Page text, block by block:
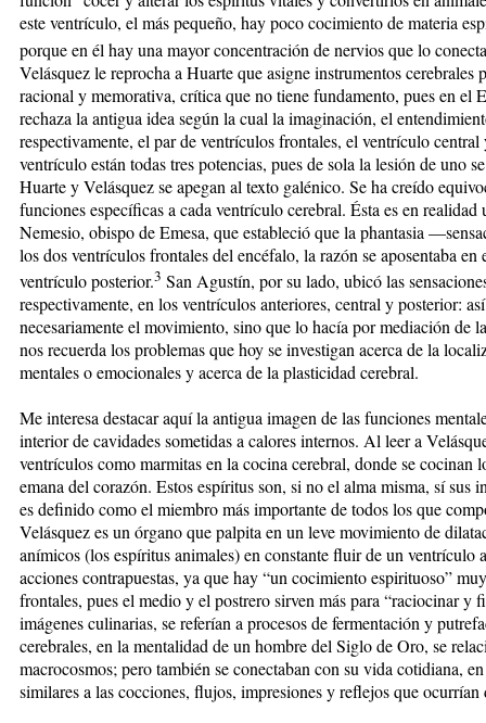
este ventrículo, el más pequeño, hay poco cocimiento de materia
porque en él hay una mayor concentración de nervios que lo
Velásquez le reprocha a Huarte que asigne instrumentos cerebrales
racional y memorativa, crítica que no tiene fundamento, pues en el
rechaza la antigua idea según la cual la imaginación, el
respectivamente, el par de ventrículos frontales, el ventrículo
ventrículo están todas tres potencias, pues de sola la lesión de uno
Huarte y Velásquez se apegan al texto galénico. Se ha creído
funciones específicas a cada ventrículo cerebral. Ésta es en
Nemesio, obispo de Emesa, que estableció que la phantasia
los dos ventrículos frontales del encéfalo, la razón se aposentaba
ventrículo posterior.3 San Agustín, por su lado, ubicó las
respectivamente, en los ventrículos anteriores, central y posterior:
necesariamente el movimiento, sino que lo hacía por mediación de
nos recuerda los problemas que hoy se investigan acerca de la
mentales o emocionales y acerca de la plasticidad cerebral.
Me interesa destacar aquí la antigua imagen de las funciones
interior de cavidades sometidas a calores internos. Al leer a
ventrículos como marmitas en la cocina cerebral, donde se cocinan
emana del corazón. Estos espíritus son, si no el alma misma, sí sus
es definido como el miembro más importante de todos los que
Velásquez es un órgano que palpita en un leve movimiento de
anímicos (los espíritus animales) en constante fluir de un ventrículo
acciones contrapuestas, ya que hay “un cocimiento espirituoso”
frontales, pues el medio y el postrero sirven más para “raciocinar y
imágenes culinarias, se referían a procesos de fermentación y
cerebrales, en la mentalidad de un hombre del Siglo de Oro, se
macrocosmos; pero también se conectaban con su vida cotidiana,
similares a las cocciones, flujos, impresiones y reflejos que ocurrían